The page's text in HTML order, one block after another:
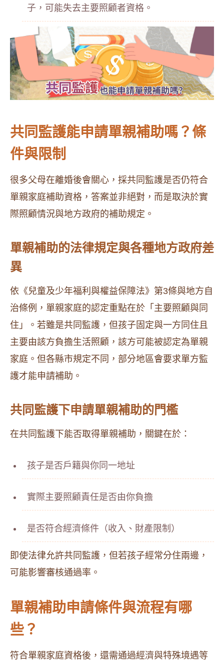
子，可能失去主要照顧者資格。
共同監護能申請單親補助嗎？條
件與限制
很多父母在離婚後會關心，採共同監護是否仍符合
單親家庭補助資格，答案並非絕對，而是取決於實
際照顧情況與地方政府的補助規定。
單親補助的法律規定與各種地方政府差
異
依《兒童及少年福利與權益保障法》第3條與地方自
治條例，單親家庭的認定重點在於「主要照顧與同
住」。若雖是共同監護，但孩子固定與一方同住且
主要由該方負擔生活照顧，該方可能被認定為單親
家庭。但各縣市規定不同，部分地區會要求單方監
護才能申請補助。
共同監護下申請單親補助的門檻
在共同監護下能否取得單親補助，關鍵在於：
孩子是否戶籍與你同一地址
實際主要照顧責任是否由你負擔
是否符合經濟條件（收入、財產限制）
即使法律允許共同監護，但若孩子經常分住兩邊，
可能影響審核通過率。
單親補助申請條件與流程有哪
些？
符合單親家庭資格後，還需通過經濟與特殊境遇等